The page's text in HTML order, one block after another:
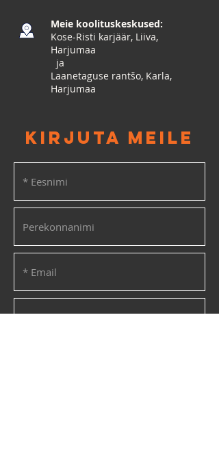
Meie koolituskeskused:
Kose-Risti karjäär, Liiva,
Harjumaa
​ ja
Laanetaguse rantšo, Karla,
Harjumaa
Kirjuta meile